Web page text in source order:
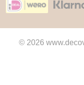
© 2026